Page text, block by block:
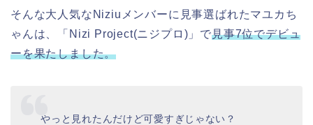
そんな大人気なNiziuメンバーに見事選ばれたマユカち
ゃんは、「Nizi Project(ニジプロ)」で見事7位でデビュ
ーを果たしました。
やっと見れたんだけど可愛すぎじゃない？